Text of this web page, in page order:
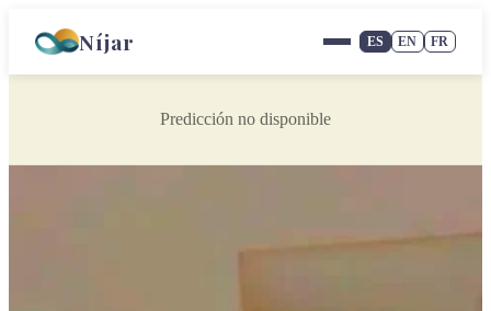
Níjar ES EN FR
Predicción no disponible